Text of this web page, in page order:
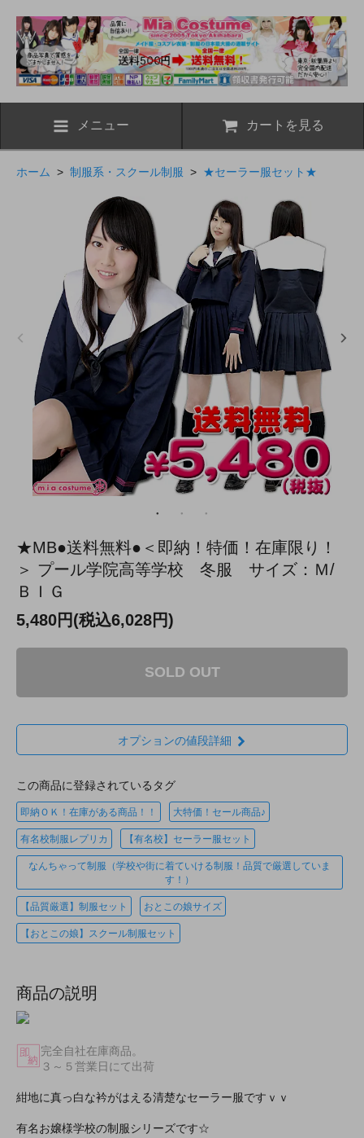
メニュー カートを見る
ホーム > 制服系・スクール制服 > ★セーラー服セット★
★MB●送料無料●＜即納！特価！在庫限り！
＞ プール学院高等学校 冬服 サイズ：Ｍ/
ＢＩＧ
5,480円(税込6,028円)
SOLD OUT
オプションの値段詳細
この商品に登録されているタグ
即納ＯＫ！在庫がある商品！！ 大特価！セール商品♪
有名校制服レプリカ 【有名校】セーラー服セット
なんちゃって制服（学校や街に着ていける制服！品質で厳選していま
す！）
【品質厳選】制服セット おとこの娘サイズ
【おとこの娘】スクール制服セット
商品の説明
完全自社在庫商品。
３～５営業日にて出荷
紺地に真っ白な衿がはえる清楚なセーラー服ですｖｖ
有名お嬢様学校の制服シリーズです☆